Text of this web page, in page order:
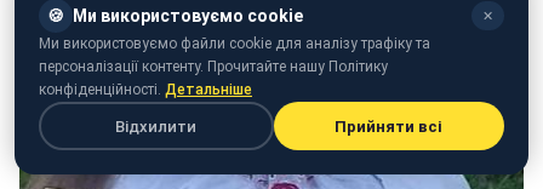
🍪 Ми використовуємо cookie ✕
Ми використовуємо файли cookie для аналізу трафіку та
персоналізації контенту. Прочитайте нашу Політику
конфіденційності. Детальніше
Відхилити Прийняти всі